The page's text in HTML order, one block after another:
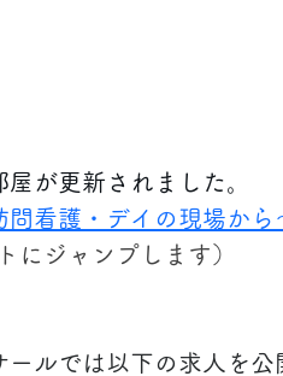
が更新されました。
看護・デイの現場から
にジャンプします）
ールでは 以下の求人を公